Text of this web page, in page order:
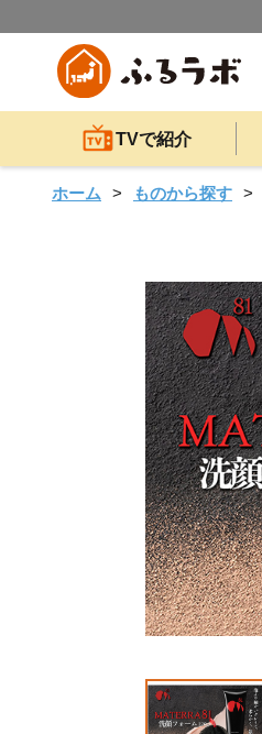
TVで紹介
ホーム ものから探す